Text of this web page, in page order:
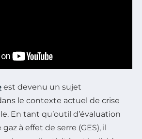
est devenu un sujet
le contexte actuel de crise
En tant qu’outil d’évaluation
à effet de serre (GES), il